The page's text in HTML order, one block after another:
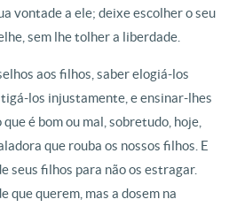
vontade a ele; deixe escolher o seu
sem lhe tolher a liberdade.
aos filhos, saber elogiá-los
los injustamente, e ensinar-lhes
é bom ou mal, sobretudo, hoje,
que rouba os nossos filhos. E
seus filhos para não os estragar.
que querem, mas a dosem na